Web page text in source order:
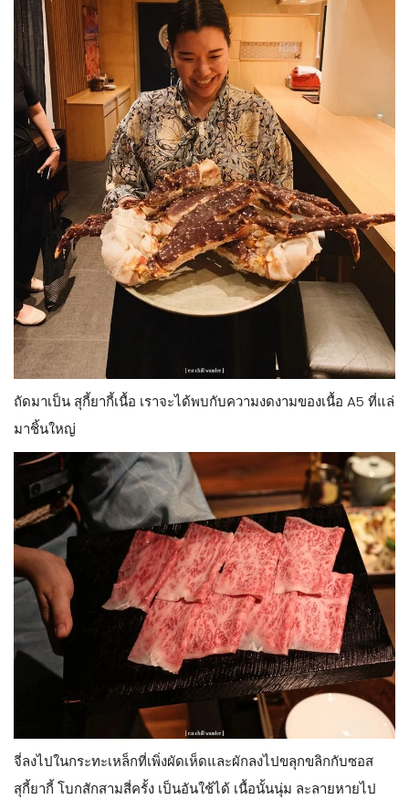
ถัดมาเป็น สุกี้ยากี้เนื้อ เราจะได้พบกับความงดงามของเนื้อ A5 ที่แล่
มาชิ้นใหญ่
จี่ลงไปในกระทะเหล็กที่เพิ่งผัดเห็ดและผักลงไปขลุกขลิกกับซอส
สุกี้ยากี้ โบกสักสามสี่ครั้ง เป็นอันใช้ได้ เนื้อนั้นนุ่ม ละลายหายไป